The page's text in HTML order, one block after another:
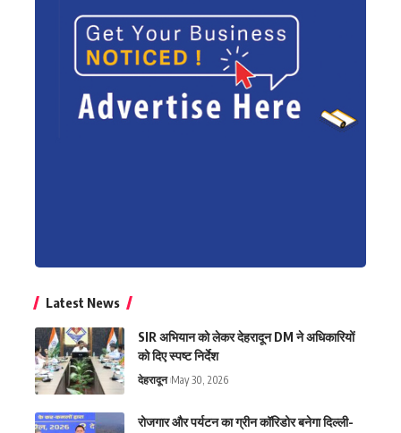
Latest News
SIR अभियान को लेकर देहरादून DM ने अधिकारियों
को दिए स्पष्ट निर्देश
देहरादून May 30, 2026
रोजगार और पर्यटन का ग्रीन कॉरिडोर बनेगा दिल्ली-